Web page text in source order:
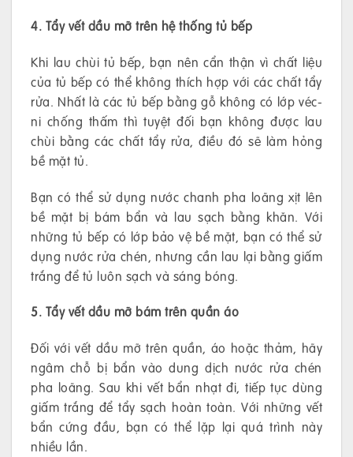
4. Tẩy vết dầu mỡ trên hệ thống tủ bếp
Khi lau chùi tủ bếp, bạn nên cẩn thận vì chất liệu
của tủ bếp có thể không thích hợp với các chất tẩy
rửa. Nhất là các tủ bếp bằng gỗ không có lớp véc-
ni chống thấm thì tuyệt đối bạn không được lau
chùi bằng các chất tẩy rửa, điều đó sẽ làm hỏng
bề mặt tủ.
Bạn có thể sử dụng nước chanh pha loãng xịt lên
bề mặt bị bám bẩn và lau sạch bằng khăn. Với
những tủ bếp có lớp bảo vệ bề mặt, bạn có thể sử
dụng nước rửa chén, nhưng cần lau lại bằng giấm
trắng để tủ luôn sạch và sáng bóng.
5. Tẩy vết dầu mỡ bám trên quần áo
Đối với vết dầu mỡ trên quần, áo hoặc thảm, hãy
ngâm chỗ bị bẩn vào dung dịch nước rửa chén
pha loãng. Sau khi vết bẩn nhạt đi, tiếp tục dùng
giấm trắng để tẩy sạch hoàn toàn. Với những vết
bẩn cứng đầu, bạn có thể lặp lại quá trình này
nhiều lần.